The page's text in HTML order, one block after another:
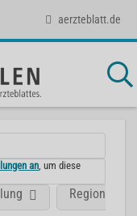
aerzteblatt.de
an , um diese
Region